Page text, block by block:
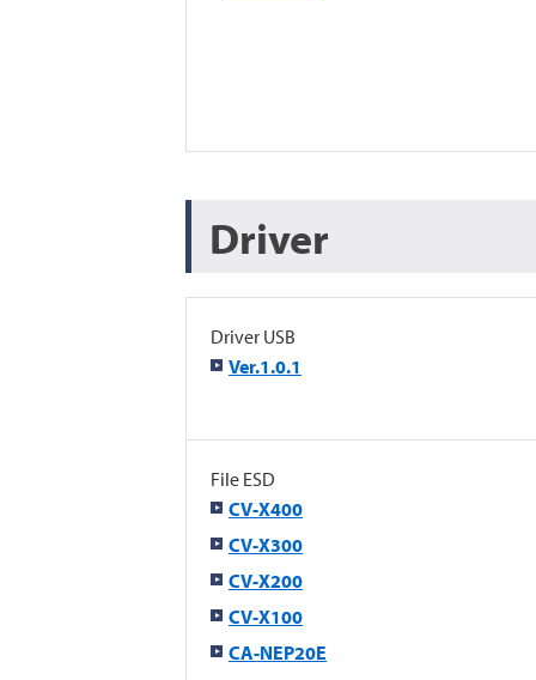
Driver
Driver USB
Ver.1.0.1
File ESD
CV-X400
CV-X300
CV-X200
CV-X100
CA-NEP20E